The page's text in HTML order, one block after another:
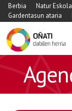
Berbia Natur Eskola
Gardentasun ataria